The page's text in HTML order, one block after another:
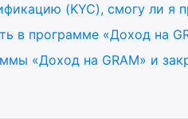
(KYC), смогу ли я
в программе «Доход на
«Доход на GRAM» и